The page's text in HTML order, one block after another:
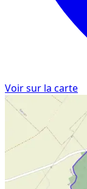
Voir sur la carte